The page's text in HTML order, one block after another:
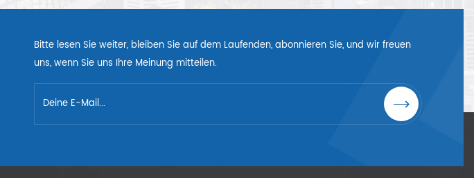
Bitte lesen Sie weiter, bleiben Sie auf dem Laufenden, abonnieren Sie, und wir freuen
uns, wenn Sie uns Ihre Meinung mitteilen.